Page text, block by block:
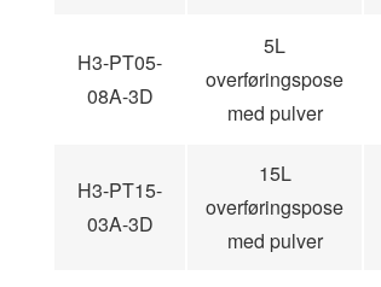
H3-PT05-
08A-3D
5L
overføringspose
med pulver
H3-PT15-
03A-3D
15L
overføringspose
med pulver